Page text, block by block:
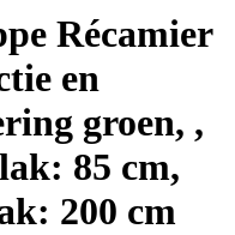
Récamier
en
groen, ,
85 cm,
200 cm